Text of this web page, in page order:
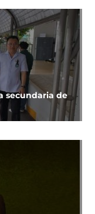
secundaria de